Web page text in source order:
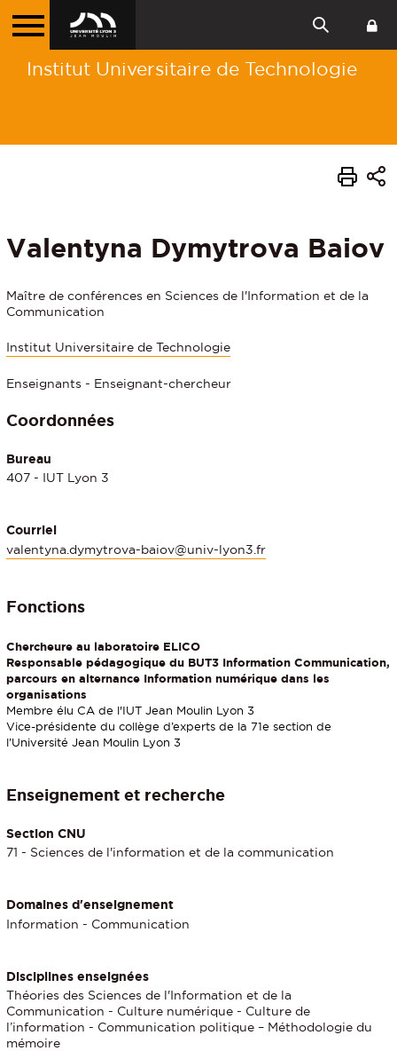
Institut Universitaire de Technologie
Valentyna Dymytrova Baiov
Maître de conférences en Sciences de l'Information et de la
Communication
Institut Universitaire de Technologie
Enseignants - Enseignant-chercheur
Coordonnées
Bureau
407 - IUT Lyon 3
Courriel
valentyna.dymytrova-baiov@univ-lyon3.fr
Fonctions
Chercheure au laboratoire ELICO
Responsable pédagogique du BUT3 Information Communication,
parcours en alternance Information numérique dans les
organisations
Membre élu CA de l'IUT Jean Moulin Lyon 3
Vice-présidente du collège d’experts de la 71e section de
l’Université Jean Moulin Lyon 3
Enseignement et recherche
Section CNU
71 - Sciences de l'information et de la communication
Domaines d'enseignement
Information - Communication
Disciplines enseignées
Théories des Sciences de l'Information et de la
Communication - Culture numérique - Culture de
l’information - Communication politique – Méthodologie du
mémoire